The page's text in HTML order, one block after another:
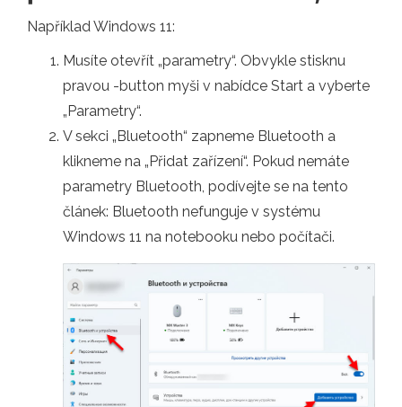
Například Windows 11:
Musíte otevřít „parametry“. Obvykle stisknu
pravou -button myši v nabídce Start a vyberte
„Parametry“.
V sekci „Bluetooth“ zapneme Bluetooth a
klikneme na „Přidat zařízení“. Pokud nemáte
parametry Bluetooth, podívejte se na tento
článek: Bluetooth nefunguje v systému
Windows 11 na notebooku nebo počítači.